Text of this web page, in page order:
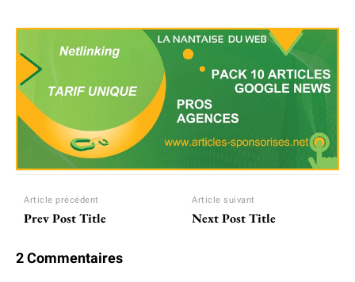
Article précédent
Prev Post Title
Article suivant
Next Post Title
2 Commentaires